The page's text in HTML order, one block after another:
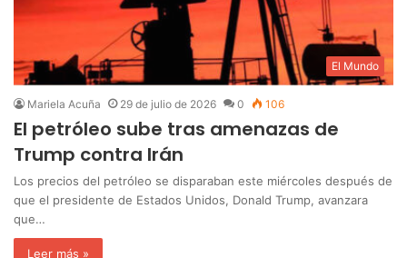
El Mundo
Mariela Acuña 29 de julio de 2026 0 106
El petróleo sube tras amenazas de
Trump contra Irán
Los precios del petróleo se disparaban este miércoles después de
que el presidente de Estados Unidos, Donald Trump, avanzara
que…
Leer más »